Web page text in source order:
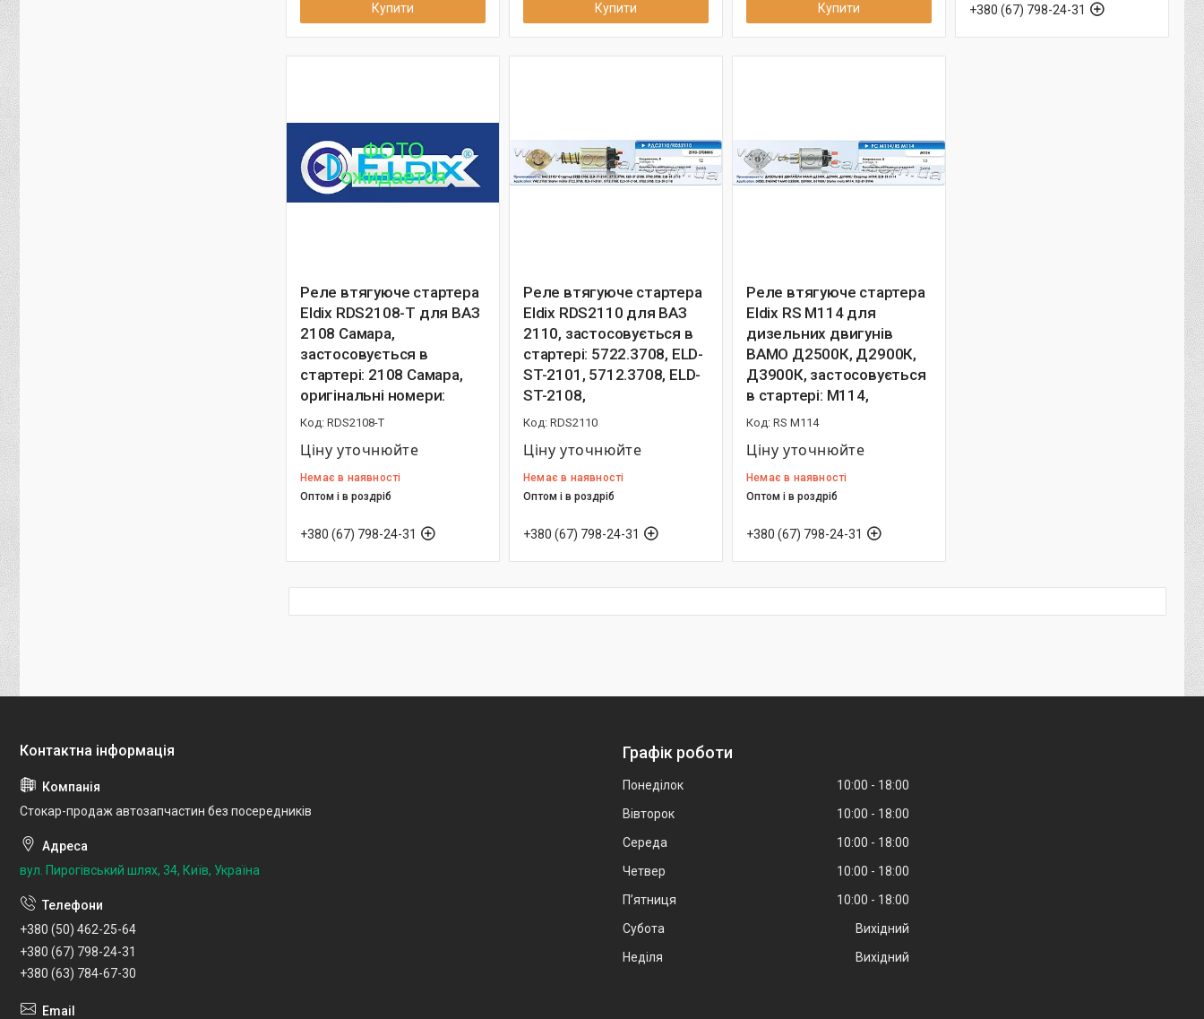
Купити Купити Купити +380 (67) 798-24-31
Реле втягуюче стартера
Eldix RDS2108-T для ВАЗ
2108 Самара,
застосовується в
стартері: 2108 Самара,
оригінальні номери:
RDS2108-T
Ціну уточнюйте
Немає в наявності
Оптом і в роздріб
+380 (67) 798-24-31
Реле втягуюче стартера
Eldix RDS2110 для ВАЗ
2110, застосовується в
стартері: 5722.3708, ELD-
ST-2101, 5712.3708, ELD-
ST-2108,
RDS2110
Ціну уточнюйте
Немає в наявності
Оптом і в роздріб
+380 (67) 798-24-31
Реле втягуюче стартера
Eldix RS M114 для
дизельних двигунів
ВАМО Д2500К, Д2900К,
Д3900К, застосовується
в стартері: M114,
RS M114
Ціну уточнюйте
Немає в наявності
Оптом і в роздріб
+380 (67) 798-24-31
Стокар-продаж автозапчастин без посередників
вул. Пирогівський шлях, 34, Київ, Україна
+380 (50) 462-25-64
+380 (67) 798-24-31
+380 (63) 784-67-30
Графік роботи
Понеділок 10:00
18:00
Вівторок
10:00
18:00
Середа
10:00
18:00
Четвер
10:00
18:00
Пʼятниця
10:00
18:00
Субота
Вихідний
Неділя
Вихідний